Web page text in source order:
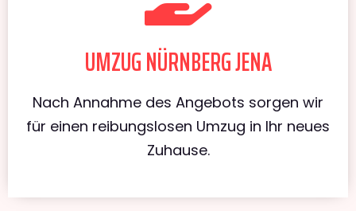
UMZUG NÜRNBERG JENA
Nach Annahme des Angebots sorgen wir
für einen reibungslosen Umzug in Ihr neues
Zuhause.